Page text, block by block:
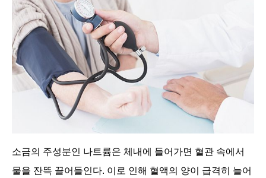
소금의 주성분인 나트륨은 체내에 들어가면 혈관 속에서
물을 잔뜩 끌어들인다. 이로 인해 혈액의 양이 급격히 늘어